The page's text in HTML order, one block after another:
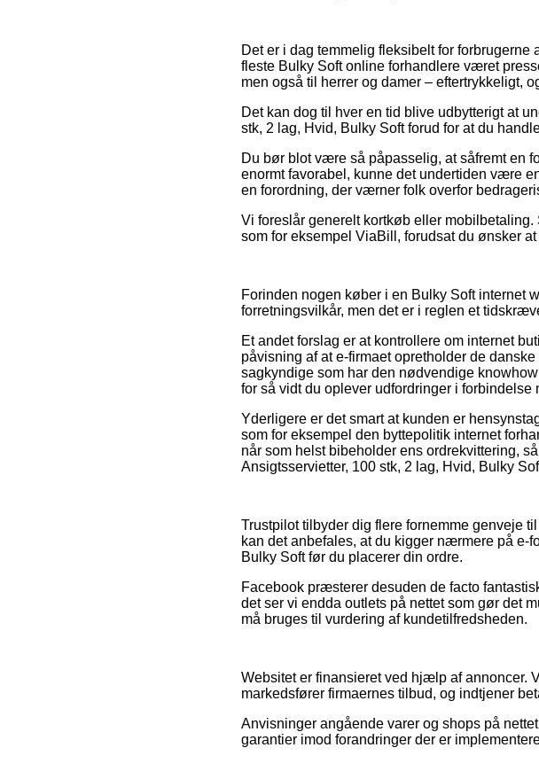
Det er i dag temmelig fleksibelt for
fleste Bulky Soft online forhandlere været
men også til herrer og damer – eftertrykkeligt,
Det kan dog til hver en tid blive udbytterigt at
stk, 2 lag, Hvid, Bulky Soft forud for at du
Du bør blot være så påpasselig, at såfremt en
enormt favorabel, kunne det undertiden være
en forordning, der værner folk overfor
Vi foreslår generelt kortkøb eller
som for eksempel ViaBill, forudsat du ønsker
Forinden nogen køber i en Bulky Soft internet
forretningsvilkår, men det er i reglen et
Et andet forslag er at kontrollere om internet
påvisning af at e-firmaet opretholder de
sagkyndige som har den nødvendige
for så vidt du oplever udfordringer i forbindelse
Yderligere er det smart at kunden er
som for eksempel den byttepolitik internet
når som helst bibeholder ens ordrekvittering,
Ansigtsservietter, 100 stk, 2 lag, Hvid, Bulky
Trustpilot tilbyder dig flere fornemme genveje
kan det anbefales, at du kigger nærmere på e-
Bulky Soft før du placerer din ordre.
Facebook præsterer desuden de facto
det ser vi endda outlets på nettet som gør det
må bruges til vurdering af kundetilfredsheden.
Websitet er finansieret ved hjælp af annoncer.
markedsfører firmaernes tilbud, og indtjener
Anvisninger angående varer og shops på
garantier imod forandringer der er